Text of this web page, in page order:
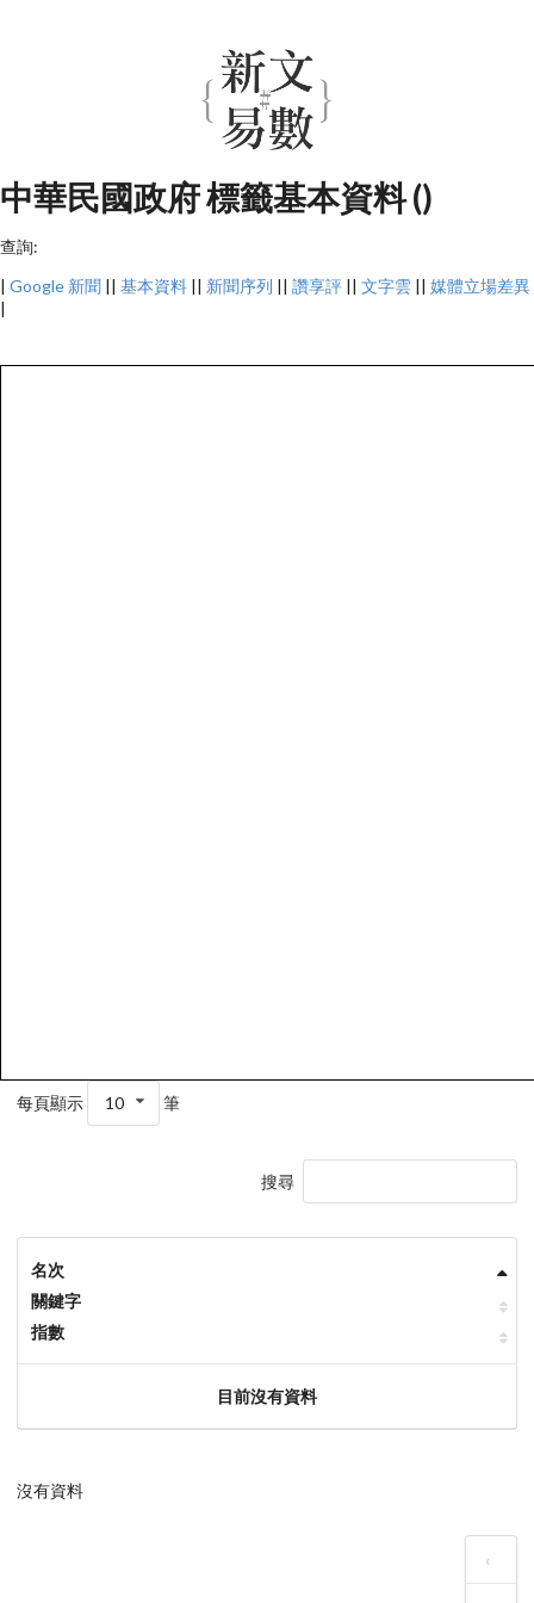
中華民國政府 標籤基本資料 ()
查詢:
| Google 新聞 || 基本資料 || 新聞序列 || 讚享評 || 文字雲 || 媒體立場差異
|
每頁顯示 10 筆
搜尋
名次
關鍵字
指數
目前沒有資料
沒有資料
‹